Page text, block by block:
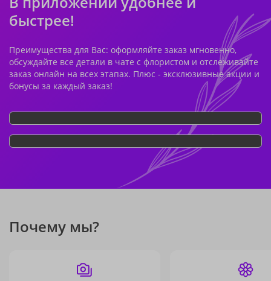
быстрее!
Преимущества для Вас: оформляйте заказ мгновенно,
обсуждайте все детали в чате с флористом и отслеживайте
заказ онлайн на всех этапах. Плюс - эксклюзивные акции и
бонусы за каждый заказ!
Почему мы?